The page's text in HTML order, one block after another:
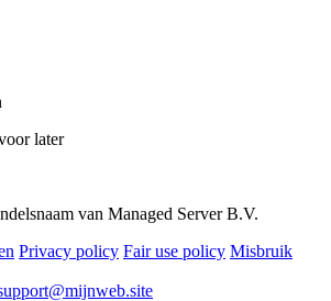
later
van Managed Server B.V.
Privacy policy Fair use policy Misbruik